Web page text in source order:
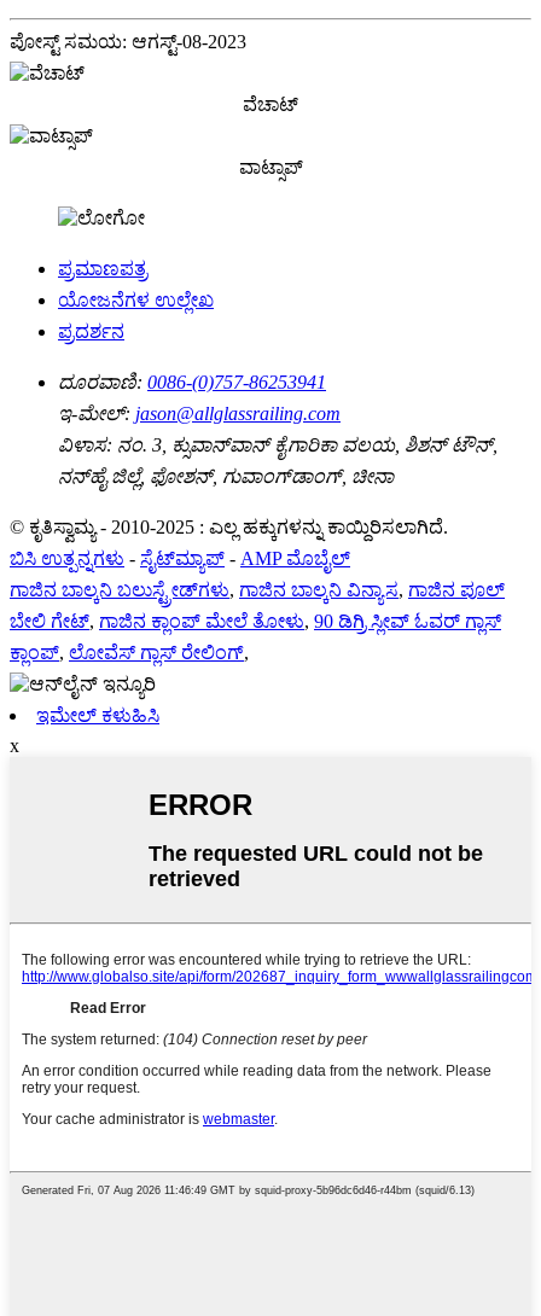
ಪೋಸ್ಟ್ ಸಮಯ: ಆಗಸ್ಟ್-08-2023
ವೆಚಾಟ್
ವಾಟ್ಸಾಪ್
ಪ್ರಮಾಣಪತ್ರ
ಯೋಜನೆಗಳ ಉಲ್ಲೇಖ
ಪ್ರದರ್ಶನ
ದೂರವಾಣಿ: 0086-(0)757-86253941
ಇ-ಮೇಲ್: jason@allglassrailing.com
ವಿಳಾಸ: ನಂ. 3, ಕ್ಸುವಾನ್‌ವಾನ್ ಕೈಗಾರಿಕಾ ವಲಯ, ಶಿಶನ್ ಟೌನ್,
ನನ್‌ಹೈ ಜಿಲ್ಲೆ, ಫೋಶನ್, ಗುವಾಂಗ್‌ಡಾಂಗ್, ಚೀನಾ
© ಕೃತಿಸ್ವಾಮ್ಯ - 2010-2025 : ಎಲ್ಲ ಹಕ್ಕುಗಳನ್ನು ಕಾಯ್ದಿರಿಸಲಾಗಿದೆ.
ಬಿಸಿ ಉತ್ಪನ್ನಗಳು - ಸೈಟ್‌ಮ್ಯಾಪ್ - AMP ಮೊಬೈಲ್
ಗಾಜಿನ ಬಾಲ್ಕನಿ ಬಲುಸ್ಟ್ರೇಡ್‌ಗಳು, ಗಾಜಿನ ಬಾಲ್ಕನಿ ವಿನ್ಯಾಸ, ಗಾಜಿನ ಪೂಲ್
ಬೇಲಿ ಗೇಟ್, ಗಾಜಿನ ಕ್ಲಾಂಪ್ ಮೇಲೆ ತೋಳು, 90 ಡಿಗ್ರಿ ಸ್ಲೀವ್ ಓವರ್ ಗ್ಲಾಸ್
ಕ್ಲಾಂಪ್, ಲೋವೆಸ್ ಗ್ಲಾಸ್ ರೇಲಿಂಗ್,
ಇಮೇಲ್ ಕಳುಹಿಸಿ
x